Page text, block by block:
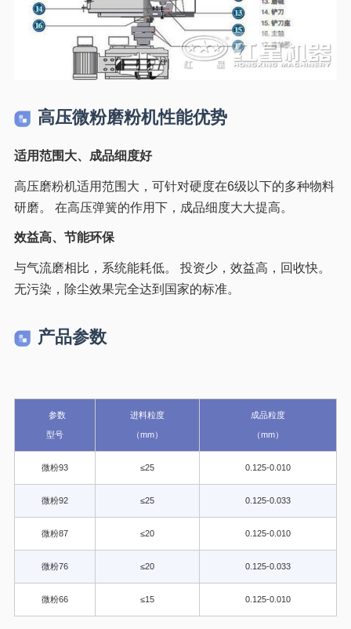
高压微粉磨粉机性能优势
适用范围大、成品细度好
高压磨粉机适用范围大，可针对硬度在6级以下的多种物料
研磨。 在高压弹簧的作用下，成品细度大大提高。
效益高、节能环保
与气流磨相比，系统能耗低。 投资少，效益高，回收快。
无污染，除尘效果完全达到国家的标准。
产品参数
参数
型号
进料粒度
（mm）
成品粒度
（mm）
微粉93 ≤25 0.125-0.010
微粉92 ≤25 0.125-0.033
微粉87 ≤20 0.125-0.010
微粉76 ≤20 0.125-0.033
微粉66 ≤15 0.125-0.010